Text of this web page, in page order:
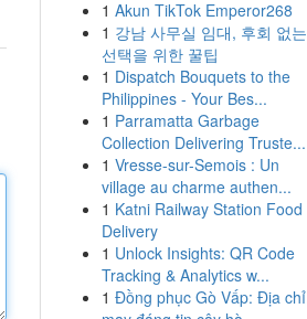
1 Akun TikTok Emperor268
1 강남 사무실 임대, 후회 없는
선택을 위한 꿀팁
1 Dispatch Bouquets to the
Philippines - Your Bes...
1 Parramatta Garbage
Collection Delivering Truste...
1 Vresse-sur-Semois : Un
village au charme authen...
1 Katni Railway Station Food
Delivery
1 Unlock Insights: QR Code
Tracking & Analytics w...
1 Đồng phục Gò Vấp: Địa chỉ